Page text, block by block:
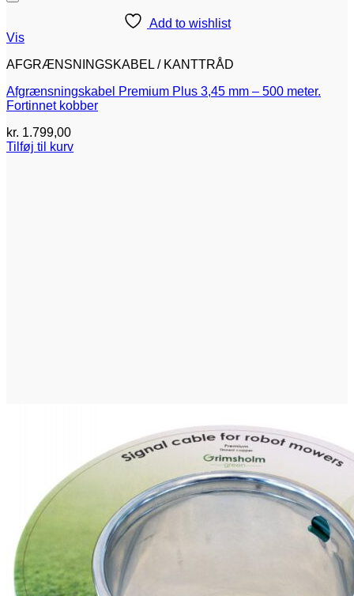
Add to wishlist
Vis
AFGRÆNSNINGSKABEL / KANTTRÅD
Afgrænsningskabel Premium Plus 3,45 mm – 500 meter.
Fortinnet kobber
kr. 1.799,00
Tilføj til kurv